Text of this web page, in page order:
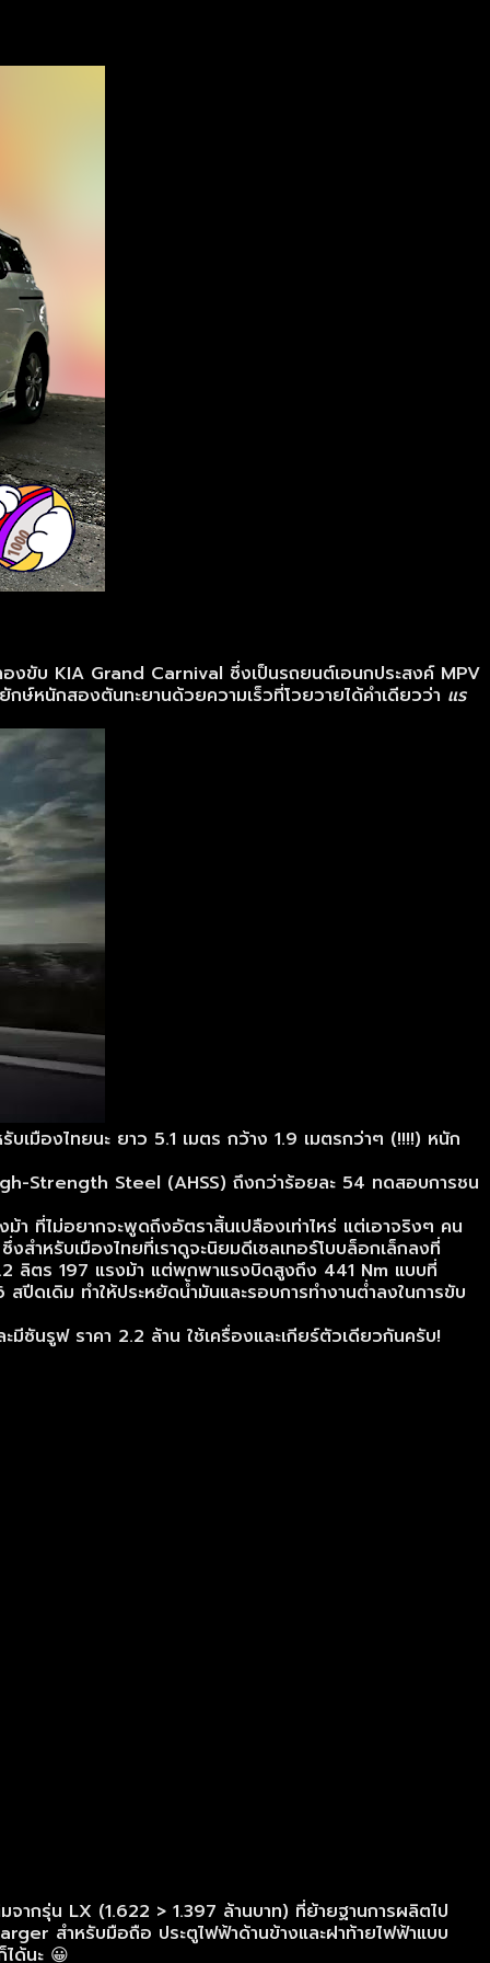
องขับ KIA Grand Carnival ซึ่งเป็นรถยนต์เอนกประสงค์ MPV
ษ์หนักสองตันทะยานด้วยความเร็วที่โวยวายได้คำเดียวว่า แร
เมืองไทยนะ ยาว 5.1 เมตร กว้าง 1.9 เมตรกว่าๆ (!!!!) หนัก
Strength Steel (AHSS) ถึงกว่าร้อยละ 54 ทดสอบการชน
า ที่ไม่อยากจะพูดถึงอัตราสิ้นเปลืองเท่าไหร่ แต่เอาจริงๆ คน
ำหรับเมืองไทยที่เราดูจะนิยมดีเซลเทอร์โบบล็อกเล็กลงที่
ลิตร 197 แรงม้า แต่พกพาแรงบิดสูงถึง 441 Nm แบบที่
เดิม ทำให้ประหยัดน้ำมันและรอบการทำงานต่ำลงในการขับ
นรูฟ ราคา 2.2 ล้าน ใช้เครื่องและเกียร์ตัวเดียวกันครับ!
ากรุ่น LX (1.622 > 1.397 ล้านบาท) ที่ย้ายฐานการผลิตไป
สำหรับมือถือ ประตูไฟฟ้าด้านข้างและฝาท้ายไฟฟ้าแบบ
ด้นะ 😀